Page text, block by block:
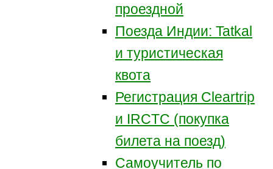
проездной
Поезда Индии: Tatkal
и туристическая
квота
Регистрация Сleartrip
и IRCTC (покупка
билета на поезд)
Самоучитель по